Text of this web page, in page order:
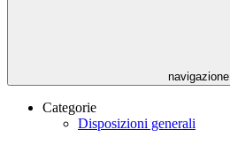
navigazione
Categorie
Disposizioni generali